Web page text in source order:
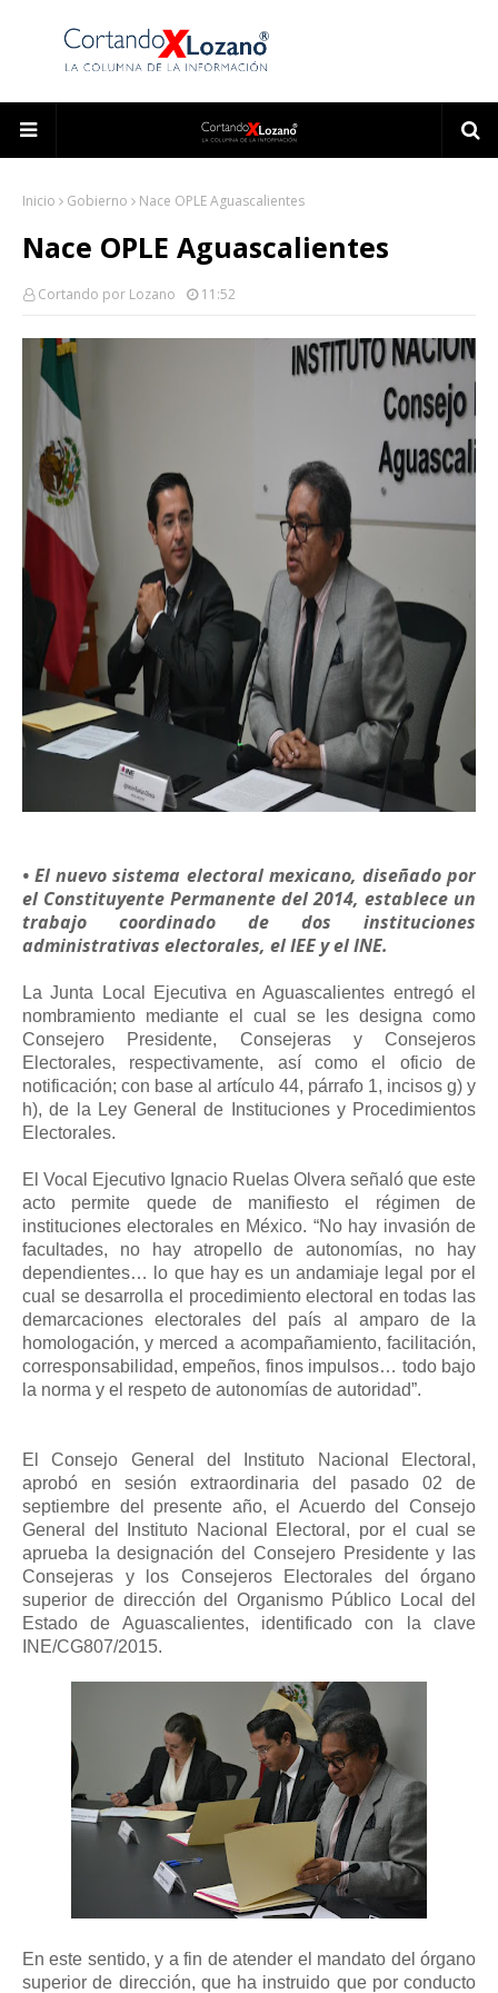
Inicio Gobierno Nace OPLE Aguascalientes
Nace OPLE Aguascalientes
Cortando por Lozano 11:52
• El nuevo sistema electoral mexicano, diseñado por
el Constituyente Permanente del 2014, establece un
trabajo coordinado de dos instituciones
administrativas electorales, el IEE y el INE.
La Junta Local Ejecutiva en Aguascalientes entregó el
nombramiento mediante el cual se les designa como
Consejero Presidente, Consejeras y Consejeros
Electorales, respectivamente, así como el oficio de
notificación; con base al artículo 44, párrafo 1, incisos g) y
h), de la Ley General de Instituciones y Procedimientos
Electorales.
El Vocal Ejecutivo Ignacio Ruelas Olvera señaló que este
acto permite quede de manifiesto el régimen de
instituciones electorales en México. “No hay invasión de
facultades, no hay atropello de autonomías, no hay
dependientes… lo que hay es un andamiaje legal por el
cual se desarrolla el procedimiento electoral en todas las
demarcaciones electorales del país al amparo de la
homologación, y merced a acompañamiento, facilitación,
corresponsabilidad, empeños, finos impulsos… todo bajo
la norma y el respeto de autonomías de autoridad”.
El Consejo General del Instituto Nacional Electoral,
aprobó en sesión extraordinaria del pasado 02 de
septiembre del presente año, el Acuerdo del Consejo
General del Instituto Nacional Electoral, por el cual se
aprueba la designación del Consejero Presidente y las
Consejeras y los Consejeros Electorales del órgano
superior de dirección del Organismo Público Local del
Estado de Aguascalientes, identificado con la clave
INE/CG807/2015.
En este sentido, y a fin de atender el mandato del órgano
superior de dirección, que ha instruido que por conducto